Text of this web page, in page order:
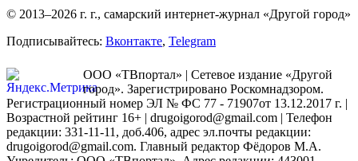
© 2013–2026 г. г., самарский интернет-журнал «Другой город»
Подписывайтесь: Вконтакте, Telegram
ООО «ТВпортал» | Сетевое издание «Другой
город». Зарегистрировано Роскомнадзором.
Регистрационный номер ЭЛ № ФС 77 - 71907от 13.12.2017 г. |
Возрастной рейтинг 16+ | drugoigorod@gmail.com | Телефон
редакции: 331-11-11, доб.406, адрес эл.почты редакции:
drugoigorod@gmail.com. Главный редактор Фёдоров М.А.